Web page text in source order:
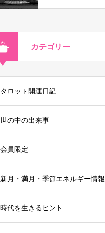
カテゴリー
タロット開運日記
世の中の出来事
会員限定
新月・満月・季節エネルギー情報
時代を生きるヒント